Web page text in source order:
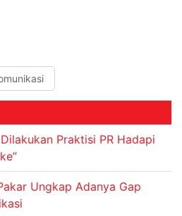
Praktisi PR Hadapi
Ungkap Adanya Gap